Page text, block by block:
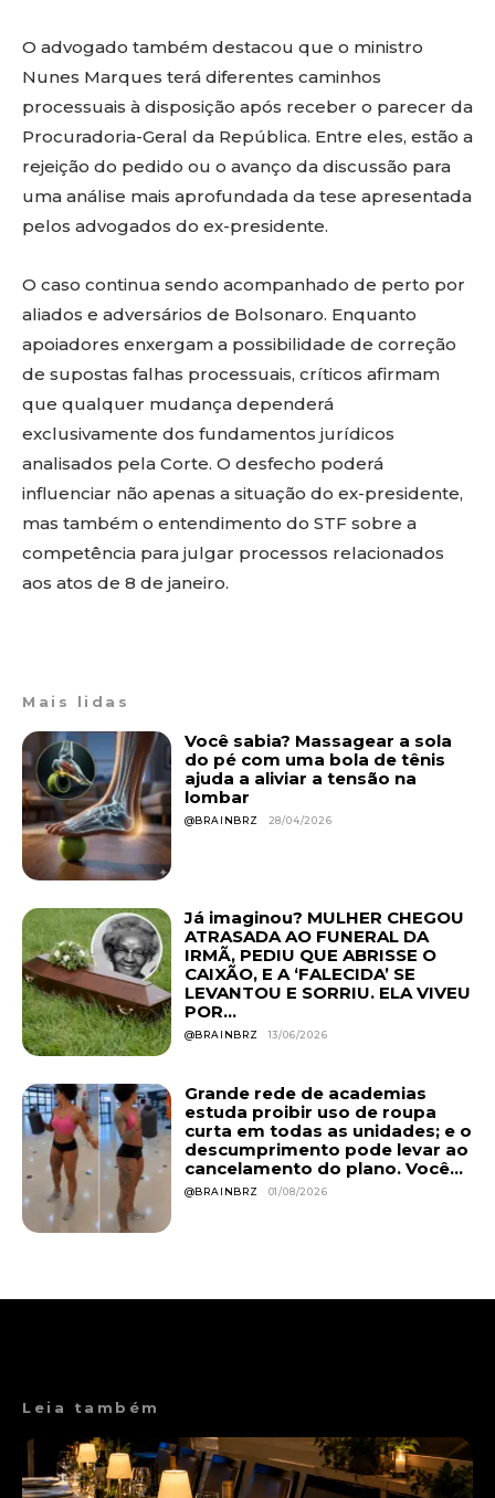
O advogado também destacou que o ministro
Nunes Marques terá diferentes caminhos
processuais à disposição após receber o parecer da
Procuradoria-Geral da República. Entre eles, estão a
rejeição do pedido ou o avanço da discussão para
uma análise mais aprofundada da tese apresentada
pelos advogados do ex-presidente.
O caso continua sendo acompanhado de perto por
aliados e adversários de Bolsonaro. Enquanto
apoiadores enxergam a possibilidade de correção
de supostas falhas processuais, críticos afirmam
que qualquer mudança dependerá
exclusivamente dos fundamentos jurídicos
analisados pela Corte. O desfecho poderá
influenciar não apenas a situação do ex-presidente,
mas também o entendimento do STF sobre a
competência para julgar processos relacionados
aos atos de 8 de janeiro.
Mais lidas
Você sabia? Massagear a sola
do pé com uma bola de tênis
ajuda a aliviar a tensão na
lombar
@BRAINBRZ 28/04/2026
Já imaginou? MULHER CHEGOU
ATRASADA AO FUNERAL DA
IRMÃ, PEDIU QUE ABRISSE O
CAIXÃO, E A ‘FALECIDA’ SE
LEVANTOU E SORRIU. ELA VIVEU
POR...
@BRAINBRZ 13/06/2026
Grande rede de academias
estuda proibir uso de roupa
curta em todas as unidades; e o
descumprimento pode levar ao
cancelamento do plano. Você...
@BRAINBRZ 01/08/2026
Leia também